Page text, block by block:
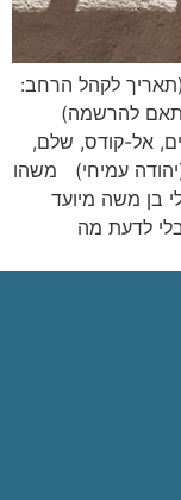
תאריך חדש לקהל הרחב: 12-13.3.2022 (תאריך לקהל הרחב:
בהתאם להרשמה)
אל-קודס, שלם,
עמיחי) משהו
בן משה מיועד
לדעת מה